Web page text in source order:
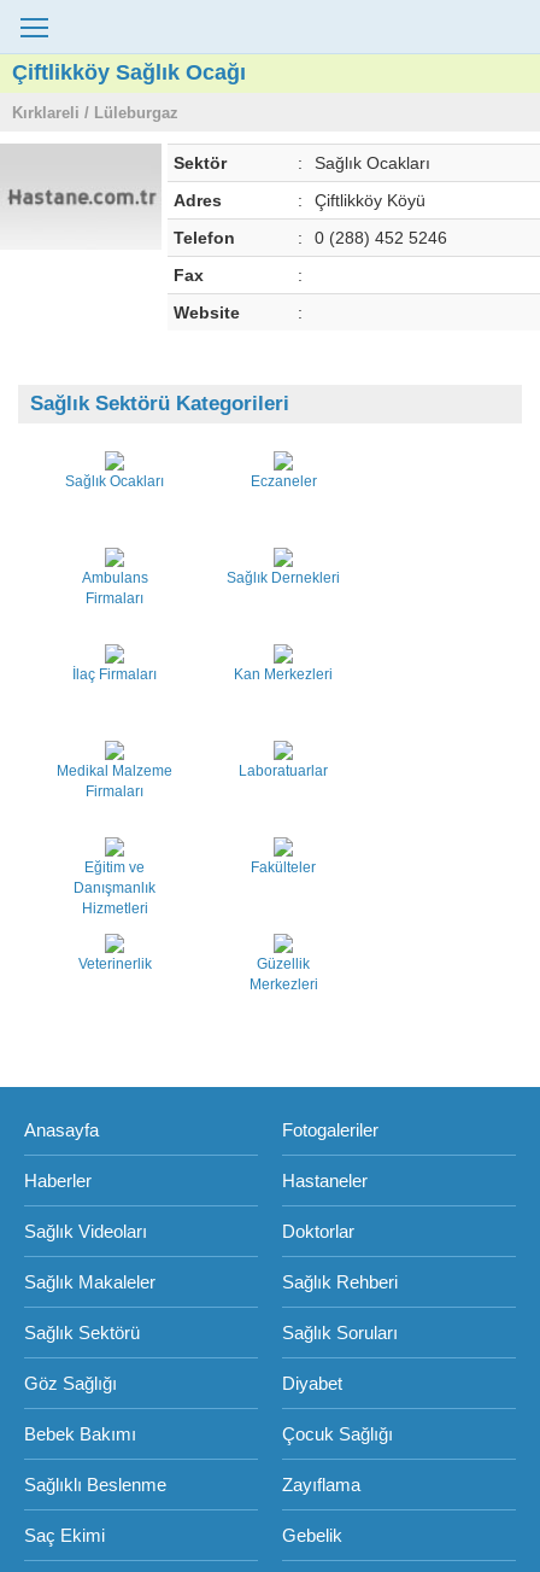
Çiftlikköy Sağlık Ocağı
Kırklareli / Lüleburgaz
Sektör :
Sağlık Ocakları
Adres
:
Çiftlikköy Köyü
Telefon
:
0 (288) 452 5246
Fax
:
Website
:
Sağlık Sektörü Kategorileri
Sağlık Ocakları Eczaneler
Ambulans
Firmaları
Sağlık Dernekleri
İlaç Firmaları Kan Merkezleri
Medikal Malzeme
Firmaları
Laboratuarlar
Eğitim ve
Danışmanlık
Hizmetleri
Fakülteler
Veterinerlik
Güzellik
Merkezleri
Anasayfa Fotogaleriler
Haberler Hastaneler
Sağlık Videoları Doktorlar
Sağlık Makaleler Sağlık Rehberi
Sağlık Sektörü Sağlık Soruları
Göz Sağlığı Diyabet
Bebek Bakımı Çocuk Sağlığı
Sağlıklı Beslenme Zayıflama
Saç Ekimi Gebelik